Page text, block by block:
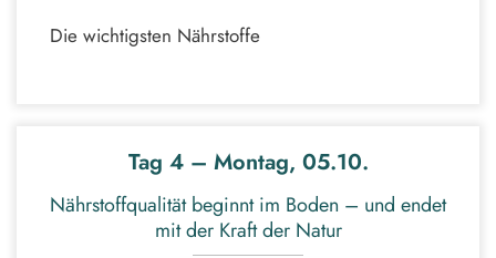
Die wichtigsten Nährstoffe
Tag 4 – Montag, 05.10.
Nährstoffqualität beginnt im Boden – und endet
mit der Kraft der Natur